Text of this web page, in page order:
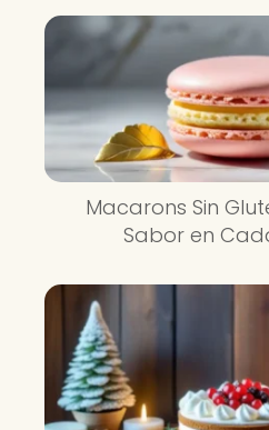
Macarons Sin
Sabor en